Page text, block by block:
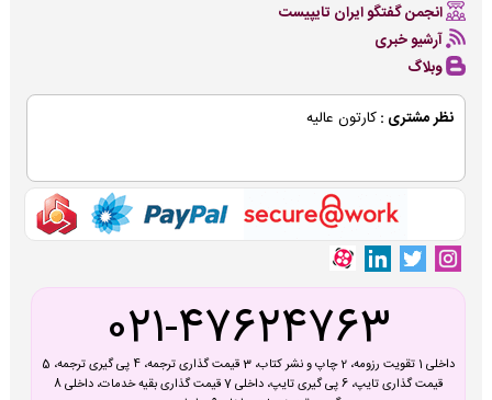
انجمن گفتگو ایران تایپیست
آرشیو خبری
وبلاگ
نظر مشتری :کارتون عالیه
021-47624763
داخلی 1 تقویت رزومه، 2 چاپ و نشر کتاب، 3 قیمت گذاری ترجمه، 4 پی گیری ترجمه، 5
قیمت گذاری تایپ، 6 پی گیری تایپ، داخلی 7 قیمت گذاری بقیه خدمات، داخلی 8